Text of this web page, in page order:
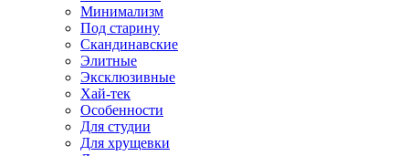
Минимализм
Под старину
Скандинавские
Элитные
Эксклюзивные
Хай-тек
Особенности
Для студии
Для хрущевки